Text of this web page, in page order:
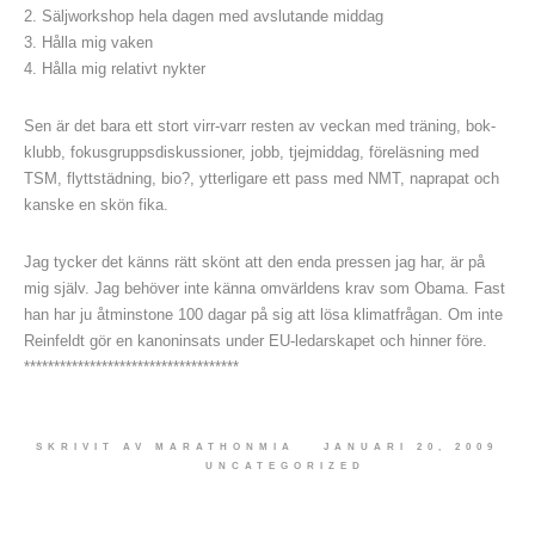
2. Säljworkshop hela dagen med avslutande middag
3. Hålla mig vaken
4. Hålla mig relativt nykter
Sen är det bara ett stort virr-varr resten av veckan med träning, bok-
klubb, fokusgruppsdiskussioner, jobb, tjejmiddag, föreläsning med
TSM, flyttstädning, bio?, ytterligare ett pass med NMT, naprapat och
kanske en skön fika.
Jag tycker det känns rätt skönt att den enda pressen jag har, är på
mig själv. Jag behöver inte känna omvärldens krav som Obama. Fast
han har ju åtminstone 100 dagar på sig att lösa klimatfrågan. Om inte
Reinfeldt gör en kanoninsats under EU-ledarskapet och hinner före.
************************************
SKRIVIT AV MARATHONMIA
JANUARI 20, 2009
UNCATEGORIZED